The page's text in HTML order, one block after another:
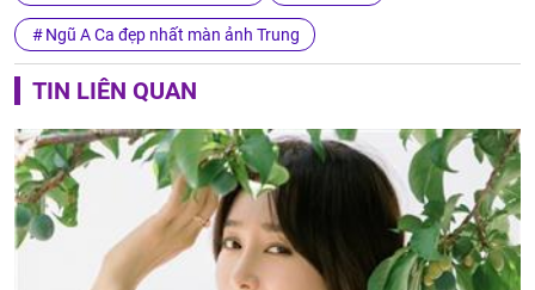
Ngũ A Ca đẹp nhất màn ảnh Trung
TIN LIÊN QUAN